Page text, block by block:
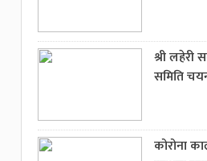
श्री लहेरी
समिति
कोरोना